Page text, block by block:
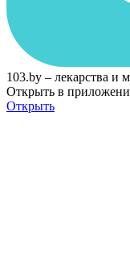
103.by – лекарства и
Открыть в
Открыть